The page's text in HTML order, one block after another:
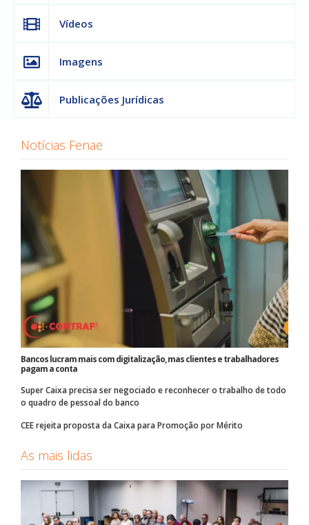
Vídeos
Imagens
Publicações Jurídicas
Notícias Fenae
Bancos lucram mais com digitalização, mas clientes e trabalhadores
pagam a conta
Super Caixa precisa ser negociado e reconhecer o trabalho de todo
o quadro de pessoal do banco
CEE rejeita proposta da Caixa para Promoção por Mérito
As mais lidas